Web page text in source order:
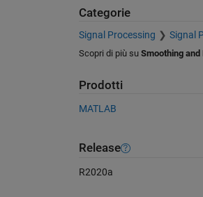
Categorie
Signal Processing Signal
Scopri di più su Smoothing and
Prodotti
MATLAB
Release
R2020a